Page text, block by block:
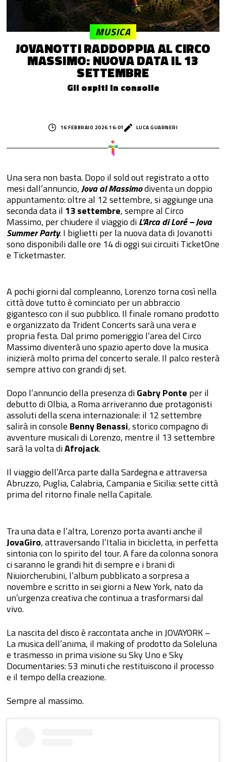
JOVANOTTI RADDOPPIA AL CIRCO
MASSIMO: NUOVA DATA IL 13
SETTEMBRE
Gli ospiti in consolle
MUSICA
16 FEBBRAIO 2026 16:01 LUCA GUARNERI
Una sera non basta. Dopo il sold out registrato a otto
mesi dall’annuncio,Jova al Massimodiventa un doppio
appuntamento: oltre al 12 settembre, si aggiunge una
seconda data il 13 settembre, sempre al Circo
Massimo, per chiudere il viaggio diL’Arca di Loré – Jova
Summer Party. I biglietti per la nuova data di Jovanotti
sono disponibili dalle ore 14 di oggi sui circuiti TicketOne
e Ticketmaster.
A pochi giorni dal compleanno, Lorenzo torna così nella
città dove tutto è cominciato per un abbraccio
gigantesco con il suo pubblico. Il finale romano prodotto
e organizzato da Trident Concerts sarà una vera e
propria festa. Dal primo pomeriggio l’area del Circo
Massimo diventerà uno spazio aperto dove la musica
inizierà molto prima del concerto serale. Il palco resterà
sempre attivo con grandi dj set.
Dopo l’annuncio della presenza diGabry Ponte per il
debutto di Olbia, a Roma arriveranno due protagonisti
assoluti della scena internazionale: il 12 settembre
salirà in console Benny Benassi, storico compagno di
avventure musicali di Lorenzo, mentre il 13 settembre
sarà la volta diAfrojack.
Il viaggio dell’Arca parte dalla Sardegna e attraversa
Abruzzo, Puglia, Calabria, Campania e Sicilia: sette città
prima del ritorno finale nella Capitale.
Tra una data e l’altra, Lorenzo porta avanti anche il
JovaGiro, attraversando l’Italia in bicicletta, in perfetta
sintonia con lo spirito del tour. A fare da colonna sonora
ci saranno le grandi hit di sempre e i brani di
Niuiorcherubini, l’album pubblicato a sorpresa a
novembre e scritto in sei giorni a New York, nato da
un’urgenza creativa che continua a trasformarsi dal
vivo.
La nascita del disco è raccontata anche in JOVAYORK –
La musica dell’anima, il making of prodotto da Soleluna
e trasmesso in prima visione su Sky Uno e Sky
Documentaries: 53 minuti che restituiscono il processo
e il tempo della creazione.
Sempre al massimo.